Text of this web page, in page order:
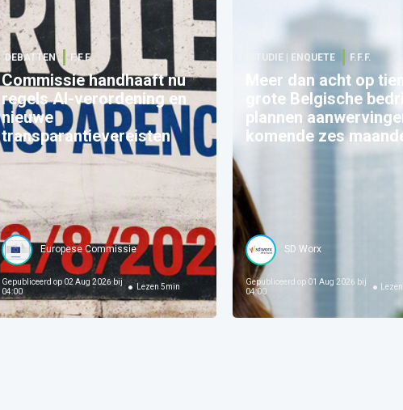
DEBATTEN F.F.F.
Commissie handhaaft nu
regels AI-verordening en
nieuwe
transparantievereisten
Europese Commissie
Gepubliceerd op02 Aug 2026 bij
04:00
Lezen 5min
STUDIE | ENQUETE F.F.F.
Meer dan acht op
grote Belgische
plannen
komende zes
SD Worx
Gepubliceerd op 01 Aug 2026 bij
04:00
Lezen